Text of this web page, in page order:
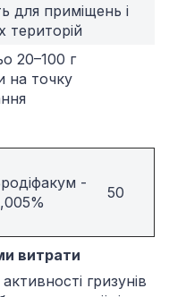
для приміщень і
територій
20–100 г
на точку
-
50
витрати
гризунів